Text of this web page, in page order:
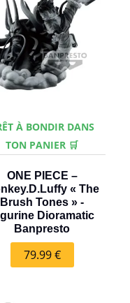
À BONDIR DANS
TON PANIER 🛒
ONE PIECE –
« The
Brush Tones » -
Dioramatic
Banpresto
79.99€